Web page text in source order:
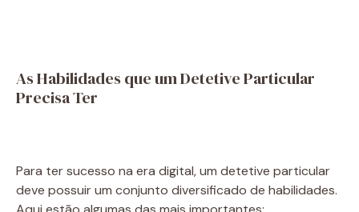
As Habilidades que um Detetive Particular
Precisa Ter
Para ter sucesso na era digital, um detetive particular
deve possuir um conjunto diversificado de habilidades.